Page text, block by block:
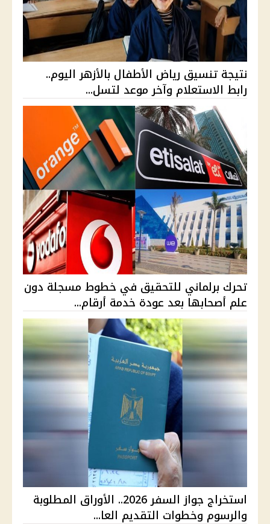
نتيجة تنسيق رياض الأطفال بالأزهر اليوم..
رابط الاستعلام وآخر موعد لتسل...
تحرك برلماني للتحقيق في خطوط مسجلة دون
علم أصحابها بعد عودة خدمة أرقام...
استخراج جواز السفر 2026.. الأوراق المطلوبة
والرسوم وخطوات التقديم العا...